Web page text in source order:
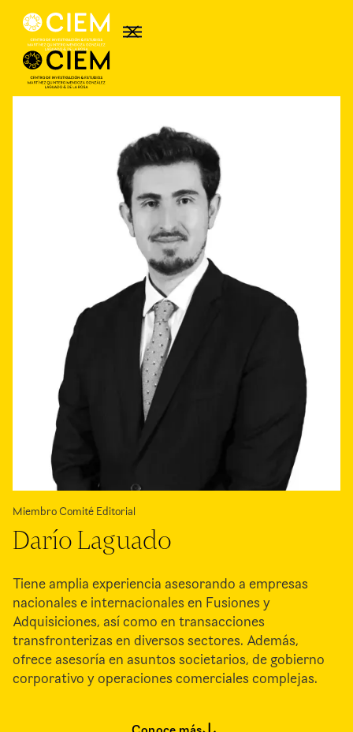
Miembro Comité Editorial
Darío Laguado
Tiene amplia experiencia asesorando a empresas
nacionales e internacionales en Fusiones y
Adquisiciones, así como en transacciones
transfronterizas en diversos sectores. Además,
ofrece asesoría en asuntos societarios, de gobierno
corporativo y operaciones comerciales complejas.